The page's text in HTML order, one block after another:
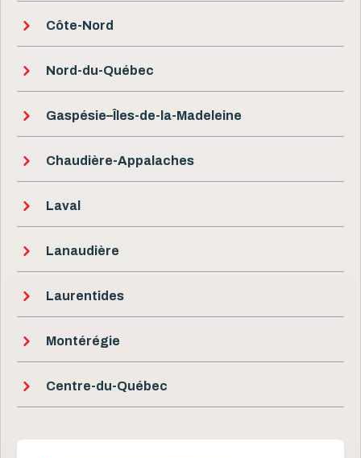
Côte-Nord
Nord-du-Québec
Gaspésie–Îles-de-la-Madeleine
Chaudière-Appalaches
Laval
Lanaudière
Laurentides
Montérégie
Centre-du-Québec